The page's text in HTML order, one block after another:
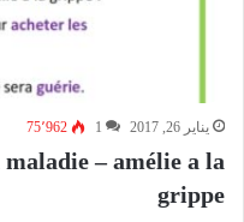
يناير 26, 2017 1 75٬962
– amélie a la
grippe